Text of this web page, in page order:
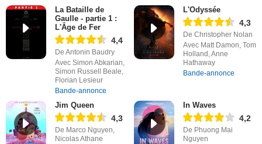
La Bataille de
Gaulle - partie 1 :
L'Âge de Fer
4,4
De Antonin Baudry
Avec Simon Abkarian,
Simon Russell Beale,
Florian Lesieur
Bande-annonce
L'Odyssée
4,3
De Christopher Nolan
Avec Matt Damon, Tom
Holland, Anne
Hathaway
Bande-annonce
Jim Queen
4,3
De Marco Nguyen,
Nicolas Athane
In Waves
4,2
De Phuong Mai
Nguyen